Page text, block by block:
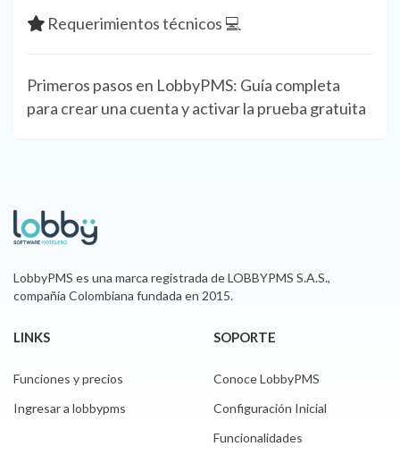
Requerimientos técnicos 💻
Primeros pasos en LobbyPMS: Guía completa
para crear una cuenta y activar la prueba gratuita
LobbyPMS es una marca registrada de LOBBYPMS S.A.S.,
compañía Colombiana fundada en 2015.
LINKS
Funciones y precios
Ingresar a lobbypms
SOPORTE
Conoce LobbyPMS
Configuración Inicial
Funcionalidades